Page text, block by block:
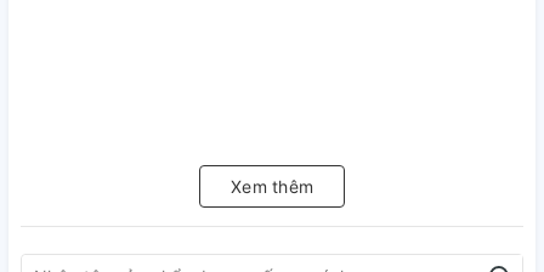
Xem thêm